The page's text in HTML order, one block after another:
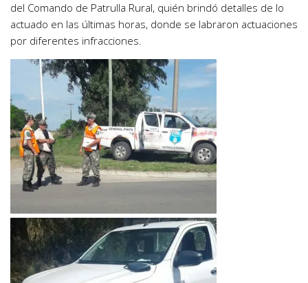
del Comando de Patrulla Rural, quién brindó detalles de lo
actuado en las últimas horas, donde se labraron actuaciones
por diferentes infracciones.